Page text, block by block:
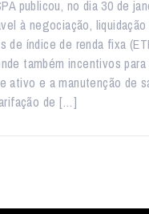
publicou, no dia 30 de
à negociação,
de índice de renda fixa
também incentivos
ativo e a manutenção de
de […]